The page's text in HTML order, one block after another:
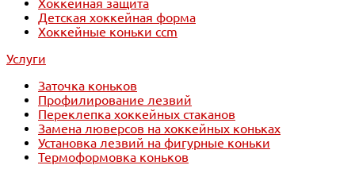
Хоккейная защита
Детская хоккейная форма
Хоккейные коньки ccm
Услуги
Заточка коньков
Профилирование лезвий
Переклепка хоккейных стаканов
Замена люверсов на хоккейных коньках
Установка лезвий на фигурные коньки
Термоформовка коньков